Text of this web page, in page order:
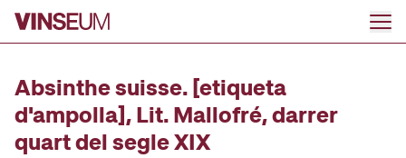
Anar al contingut
Absinthe suisse. [etiqueta
d'ampolla], Lit. Mallofré, darrer
quart del segle XIX